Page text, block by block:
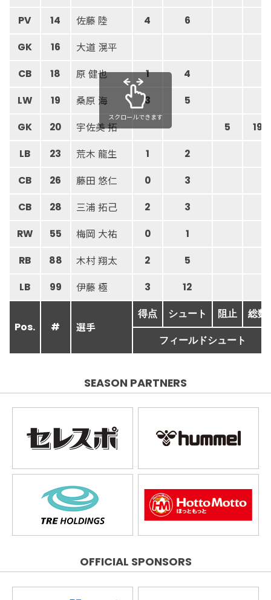
PV 14 佐藤 陸 4 6
GK 16 大道 滉平
CB 18 原 健也 1 4
LW 19 桑原 海 3 5
GK 20 宇佐美 拓 5 19
LB 23 荒木 龍生 1 2
CB 26 藤田 悠仁 0 3
CB 28 三浦 拓己 2 3
RW 55 梅岡 大祐 0 1
RB 88 木村 翔太 2 5
LB 99 伊藤 極 3 12
Pos. # 選手
得点 シュート 阻止 総数
フィールドシュート
スクロールできます
SEASON PARTNERS
OFFICIAL SPONSORS